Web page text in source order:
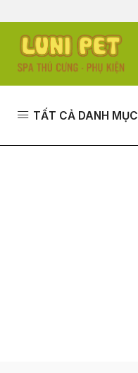
TẤT CẢ DANH MỤC